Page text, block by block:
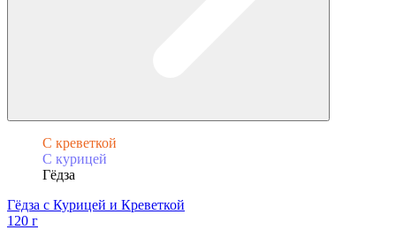
С креветкой
С курицей
Гёдза
Гёдза с Курицей и Креветкой
120 г